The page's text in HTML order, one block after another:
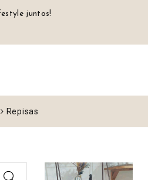
juntos!
Repisas